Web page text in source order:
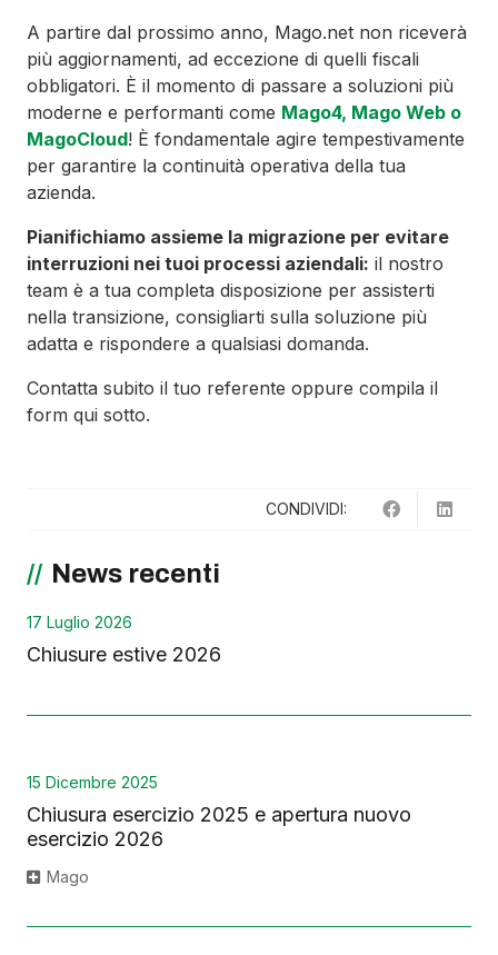
A partire dal prossimo anno, Mago.net non riceverà
più aggiornamenti, ad eccezione di quelli fiscali
obbligatori. È il momento di passare a soluzioni più
moderne e performanti come Mago4, Mago Web o
MagoCloud! È fondamentale agire tempestivamente
per garantire la continuità operativa della tua
azienda.
Pianifichiamo assieme la migrazione per evitare
interruzioni nei tuoi processi aziendali: il nostro
team è a tua completa disposizione per assisterti
nella transizione, consigliarti sulla soluzione più
adatta e rispondere a qualsiasi domanda.
Contatta subito il tuo referente oppure compila il
form qui sotto.
CONDIVIDI:
News recenti
17 Luglio 2026
Chiusure estive 2026
15 Dicembre 2025
Chiusura esercizio 2025 e apertura nuovo
esercizio 2026
Mago